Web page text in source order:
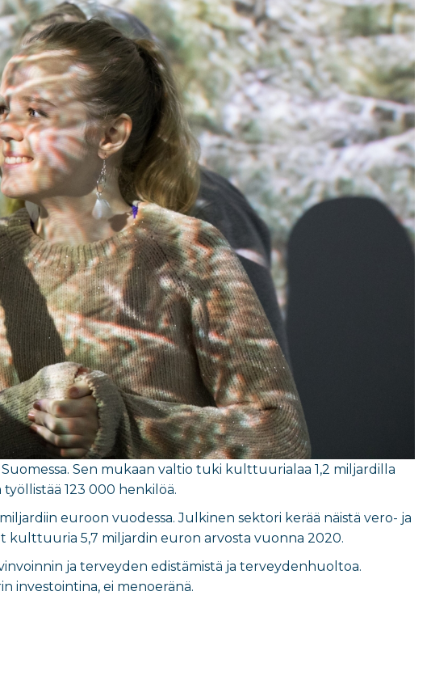
Sen mukaan valtio tuki kulttuurialaa 1,2 miljardilla
123 000 henkilöä.
euroon vuodessa. Julkinen sektori kerää näistä vero- ja
kulttuuria 5,7 miljardin euron arvosta vuonna 2020.
ja terveyden edistämistä ja terveydenhuoltoa.
investointina, ei menoeränä.